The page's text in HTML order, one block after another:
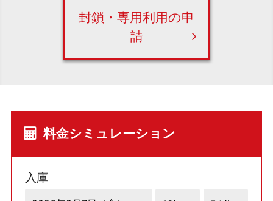
封鎖・専用利用の申
請
料金シミュレーション
入庫